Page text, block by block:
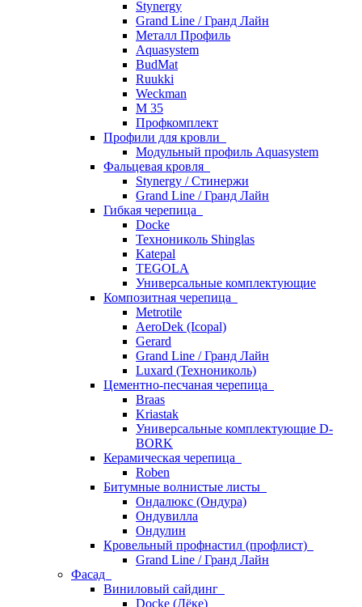
Stynergy
Grand Line / Гранд Лайн
Металл Профиль
Aquasystem
BudMat
Ruukki
Weckman
М 35
Профкомплект
Профили для кровли
Модульный профиль Aquasystem
Фальцевая кровля
Stynergy / Стинержи
Grand Line / Гранд Лайн
Гибкая черепица
Docke
Технониколь Shinglas
Katepal
TEGOLA
Универсальные комплектующие
Композитная черепица
Metrotile
AeroDek (Icopal)
Gerard
Grand Line / Гранд Лайн
Luxard (Технониколь)
Цементно-песчаная черепица
Braas
Kriastak
Универсальные комплектующие D-
BORK
Керамическая черепица
Roben
Битумные волнистые листы
Ондалюкс (Ондура)
Ондувилла
Ондулин
Кровельный профнастил (профлист)
Grand Line / Гранд Лайн
Фасад
Виниловый сайдинг
Docke (Дёке)